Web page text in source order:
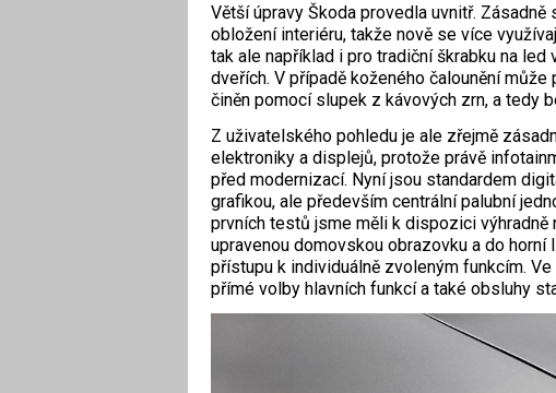
Větší úpravy Škoda provedla uvnitř.
obložení interiéru, takže nově se více
tak ale například i pro tradiční škrabku na
dveřích. V případě koženého čalounění
činěn pomocí slupek z kávových zrn, a tedy
Z uživatelského pohledu je ale zřejmě
elektroniky a displejů, protože právě
před modernizací. Nyní jsou standardem
grafikou, ale především centrální palubní
prvních testů jsme měli k dispozici
upravenou domovskou obrazovku a do
přístupu k individuálně zvoleným funkcím.
přímé volby hlavních funkcí a také obsluhy